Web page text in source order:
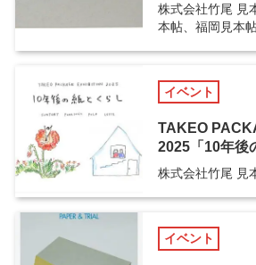
株式会社竹尾 見
本帖、福岡見本
イベント
TAKEO
2025「10年後
株式会社竹尾 見
イベント